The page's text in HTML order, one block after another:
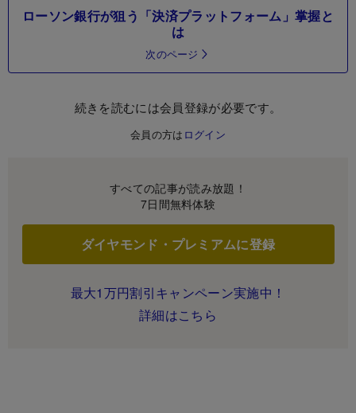
ローソン銀行が狙う「決済プラットフォーム」掌握と
は
次のページ
続きを読むには会員登録が必要です。
会員の方は ログイン
すべての記事が読み放題！
7日間無料体験
ダイヤモンド・プレミアムに登録
最大1万円割引キャンペーン実施中！
詳細はこちら